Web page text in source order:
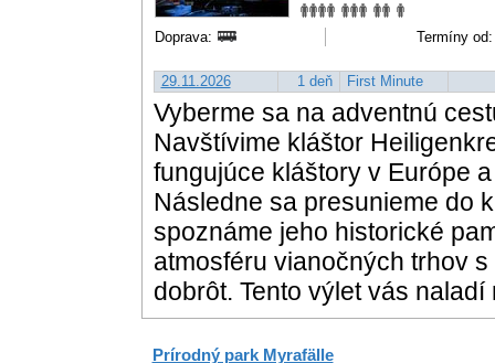
Doprava: Termíny
29.11.2026 1 deň First Minute
Vyberme sa na adventnú
Navštívime kláštor
fungujúce kláštory v Európe
Následne sa presunieme do
spoznáme jeho historické
atmosféru vianočných trhov
dobrôt. Tento výlet vás
Prírodný park Myrafälle